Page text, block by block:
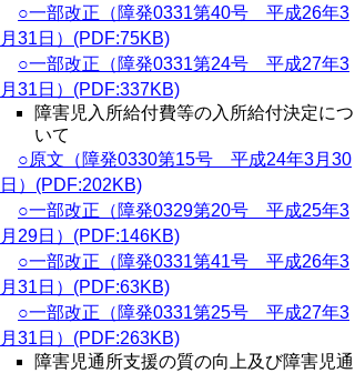
○一部改正（障発0331第40号 平成26年3
月31日）(PDF:75KB)
○一部改正（障発0331第24号 平成27年3
月31日）(PDF:337KB)
障害児入所給付費等の入所給付決定につ
いて
○原文（障発0330第15号 平成24年3月30
日）(PDF:202KB)
○一部改正（障発0329第20号 平成25年3
月29日）(PDF:146KB)
○一部改正（障発0331第41号 平成26年3
月31日）(PDF:63KB)
○一部改正（障発0331第25号 平成27年3
月31日）(PDF:263KB)
障害児通所支援の質の向上及び障害児通